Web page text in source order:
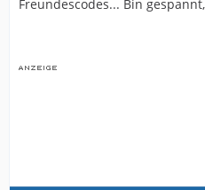
Einschreiben versendet
vom Einschreiben und man
Freundescodes... Bin